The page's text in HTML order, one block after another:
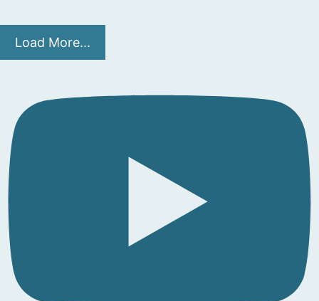
Load More...